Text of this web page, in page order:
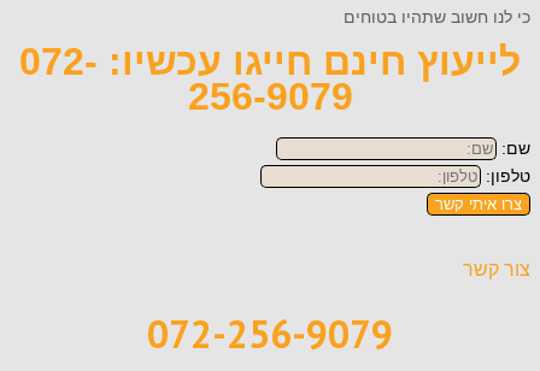
שתהיו בטוחים
לייעוץ חינם חייגו עכשיו: 072-
256-9079
קשר
072-256-9079